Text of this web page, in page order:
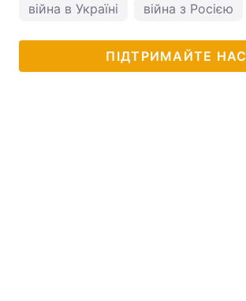
війна в Україні війна з Росією
ПІДТРИМАЙТЕ НАС